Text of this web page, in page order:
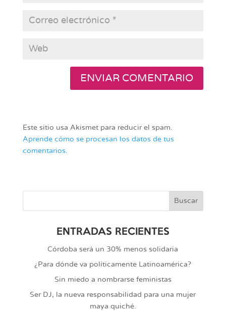
Este sitio usa Akismet para reducir el spam.
Aprende cómo se procesan los datos de tus
comentarios.
ENTRADAS RECIENTES
Córdoba será un 30% menos solidaria
¿Para dónde va políticamente Latinoamérica?
Sin miedo a nombrarse feministas
Ser DJ, la nueva responsabilidad para una mujer
maya quiché.